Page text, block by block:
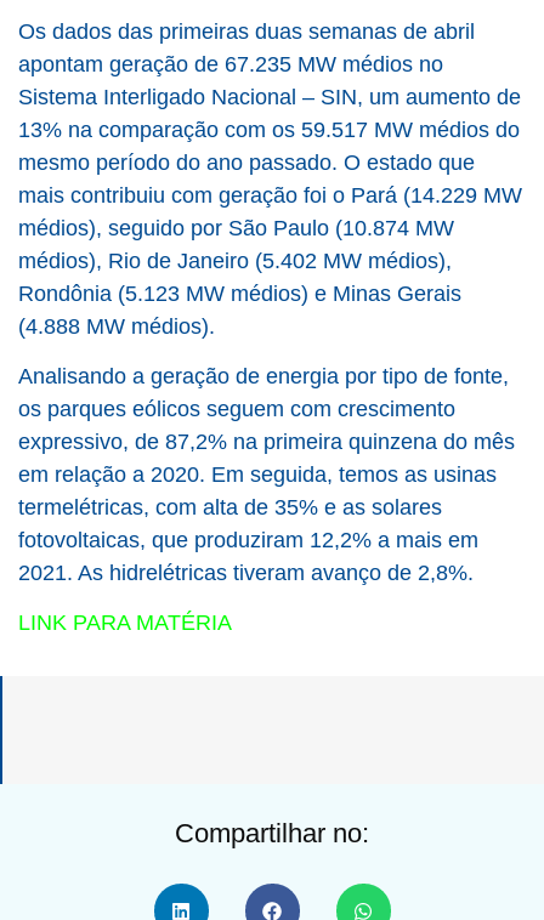
Os dados das primeiras duas semanas de abril
apontam geração de 67.235 MW médios no
Sistema Interligado Nacional – SIN, um aumento de
13% na comparação com os 59.517 MW médios do
mesmo período do ano passado. O estado que
mais contribuiu com geração foi o Pará (14.229 MW
médios), seguido por São Paulo (10.874 MW
médios), Rio de Janeiro (5.402 MW médios),
Rondônia (5.123 MW médios) e Minas Gerais
(4.888 MW médios).
Analisando a geração de energia por tipo de fonte,
os parques eólicos seguem com crescimento
expressivo, de 87,2% na primeira quinzena do mês
em relação a 2020. Em seguida, temos as usinas
termelétricas, com alta de 35% e as solares
fotovoltaicas, que produziram 12,2% a mais em
2021. As hidrelétricas tiveram avanço de 2,8%.
LINK PARA MATÉRIA
Compartilhar no: